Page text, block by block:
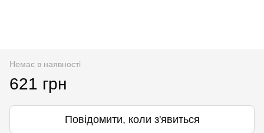
Немає в наявності
621 грн
Повідомити, коли з'явиться